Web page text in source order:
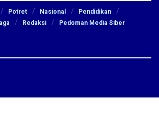
Potret Nasional
Pendidikan
Redaksi Pedoman Media Siber